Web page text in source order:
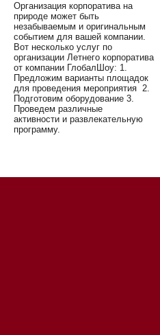
Организация корпоратива на
природе может быть
незабываемым и оригинальным
событием для вашей компании.
Вот несколько услуг по
организации Летнего корпоратива
от компании ГлобалШоу: 1.
Предложим варианты площадок
для проведения мероприятия 2.
Подготовим оборудование 3.
Проведем различные
активности и развлекательную
программу.